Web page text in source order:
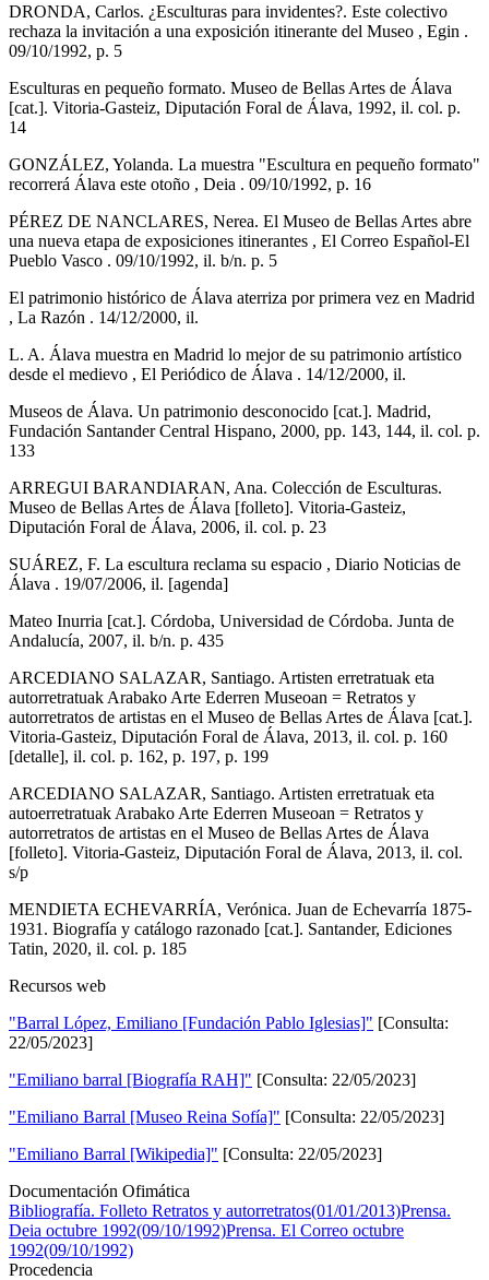
DRONDA, Carlos. ¿Esculturas para invidentes?. Este colectivo
rechaza la invitación a una exposición itinerante del Museo , Egin .
09/10/1992, p. 5
Esculturas en pequeño formato. Museo de Bellas Artes de Álava
[cat.]. Vitoria-Gasteiz, Diputación Foral de Álava, 1992, il. col. p.
14
GONZÁLEZ, Yolanda. La muestra "Escultura en pequeño formato"
recorrerá Álava este otoño , Deia . 09/10/1992, p. 16
PÉREZ DE NANCLARES, Nerea. El Museo de Bellas Artes abre
una nueva etapa de exposiciones itinerantes , El Correo Español-El
Pueblo Vasco . 09/10/1992, il. b/n. p. 5
El patrimonio histórico de Álava aterriza por primera vez en Madrid
, La Razón . 14/12/2000, il.
L. A. Álava muestra en Madrid lo mejor de su patrimonio artístico
desde el medievo , El Periódico de Álava . 14/12/2000, il.
Museos de Álava. Un patrimonio desconocido [cat.]. Madrid,
Fundación Santander Central Hispano, 2000, pp. 143, 144, il. col. p.
133
ARREGUI BARANDIARAN, Ana. Colección de Esculturas.
Museo de Bellas Artes de Álava [folleto]. Vitoria-Gasteiz,
Diputación Foral de Álava, 2006, il. col. p. 23
SUÁREZ, F. La escultura reclama su espacio , Diario Noticias de
Álava . 19/07/2006, il. [agenda]
Mateo Inurria [cat.]. Córdoba, Universidad de Córdoba. Junta de
Andalucía, 2007, il. b/n. p. 435
ARCEDIANO SALAZAR, Santiago. Artisten erretratuak eta
autorretratuak Arabako Arte Ederren Museoan = Retratos y
autorretratos de artistas en el Museo de Bellas Artes de Álava [cat.].
Vitoria-Gasteiz, Diputación Foral de Álava, 2013, il. col. p. 160
[detalle], il. col. p. 162, p. 197, p. 199
ARCEDIANO SALAZAR, Santiago. Artisten erretratuak eta
autoerretratuak Arabako Arte Ederren Museoan = Retratos y
autorretratos de artistas en el Museo de Bellas Artes de Álava
[folleto]. Vitoria-Gasteiz, Diputación Foral de Álava, 2013, il. col.
s/p
MENDIETA ECHEVARRÍA, Verónica. Juan de Echevarría 1875-
1931. Biografía y catálogo razonado [cat.]. Santander, Ediciones
Tatin, 2020, il. col. p. 185
Recursos web
"Barral López, Emiliano [Fundación Pablo Iglesias]" [Consulta:
22/05/2023]
"Emiliano barral [Biografía RAH]" [Consulta: 22/05/2023]
"Emiliano Barral [Museo Reina Sofía]" [Consulta: 22/05/2023]
"Emiliano Barral [Wikipedia]" [Consulta: 22/05/2023]
Documentación Ofimática
Bibliografía. Folleto Retratos y autorretratos(01/01/2013)Prensa.
Deia octubre 1992(09/10/1992)Prensa. El Correo octubre
1992(09/10/1992)
Procedencia